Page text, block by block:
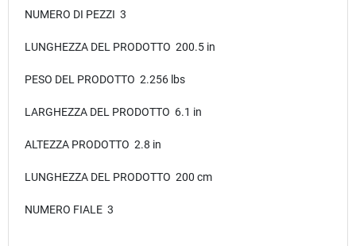
NUMERO DI PEZZI 3
LUNGHEZZA DEL PRODOTTO 200.5 in
PESO DEL PRODOTTO 2.256 lbs
LARGHEZZA DEL PRODOTTO 6.1 in
ALTEZZA PRODOTTO 2.8 in
LUNGHEZZA DEL PRODOTTO 200 cm
NUMERO FIALE 3